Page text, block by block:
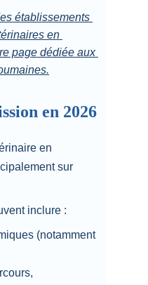
établissements
en
page dédiée aux
en 2026
en
sur
inclure :
(notamment